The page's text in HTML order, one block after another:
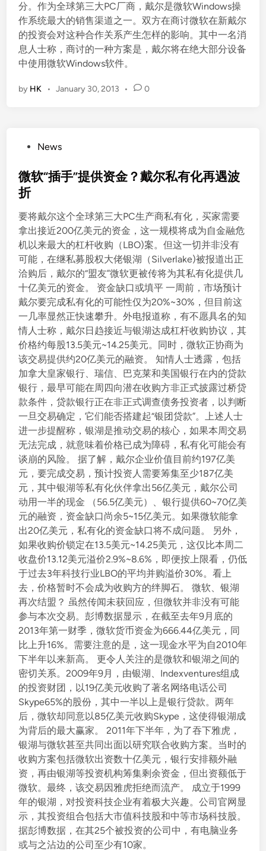
分。作为全球第三大PC厂商，戴尔是微软Windows操
作系统最大的销售渠道之一。双方在商讨微软在新戴尔
的投资会对这种合作关系产生怎样的影响。其中一名消
息人士称，商讨的一种方案是，戴尔将在绝大部分设备
中使用微软Windows软件。
by HK • January 30, 2013 • 0
s
t
d
i
n
News
微软“插手”提供资金？戴尔私有化再遇波
折
要将戴尔这个全球第三大PC生产商私有化，买家需要
拿出接近200亿美元的资金，这一规模将成为自金融危
机以来最大的杠杆收购（LBO)案。但这一切并非没有
可能，在继私募股权大佬银湖（Silverlake)被报道出正
洽购后，戴尔的“盟友”微软更被传将为其私有化提供几
十亿美元的资金。 资金缺口或填平 一周前，市场预计
戴尔要完成私有化的可能性仅为20%~30%，但目前这
一几率显然正快速攀升。外电报道称，有不愿具名的知
情人士称，戴尔日趋接近与银湖达成杠杆收购协议，其
价格约每股13.5美元~14.25美元。同时，微软正协商为
该交易提供约20亿美元的融资。 知情人士透露，包括
加拿大皇家银行、瑞信、巴克莱和美国银行在内的贷款
银行，最早可能在周四向潜在收购方非正式披露过桥贷
款条件，贷款银行正在非正式调查债务投资者，以判断
一旦交易确定，它们能否搭建起“银团贷款”。上述人士
进一步提醒称，银湖是推动交易的核心，如果本周交易
无法完成，就意味着价格已成为障碍，私有化可能会有
谈崩的风险。 据了解，戴尔企业价值目前约197亿美
元，要完成交易，预计投资人需要筹集至少187亿美
元，其中银湖等私有化伙伴拿出56亿美元，戴尔公司
动用一半的现金 （56.5亿美元）、银行提供60~70亿美
元的融资，资金缺口尚余5~15亿美元。如果微软能拿
出20亿美元，私有化的资金缺口将不成问题。 另外，
如果收购价锁定在13.5美元~14.25美元，这仅比本周二
收盘价13.12美元溢价2.9%~8.6%，即便按上限看，仍低
于过去3年科技行业LBO的平均并购溢价30%。看上
去，价格暂时不会成为收购方的绊脚石。 微软、银湖
再次结盟？ 虽然传闻未获回应，但微软并非没有可能
参与本次交易。彭博数据显示，在截至去年9月底的
2013年第一财季，微软货币资金为666.44亿美元，同
比上升16%。需要注意的是，这一现金水平为自2010年
下半年以来新高。 更令人关注的是微软和银湖之间的
密切关系。2009年9月，由银湖、Indexventures组成
的投资财团，以19亿美元收购了著名网络电话公司
Skype65%的股份，其中一半以上是银行贷款。两年
后，微软却同意以85亿美元收购Skype，这使得银湖成
为背后的最大赢家。 2011年下半年，为了吞下雅虎，
银湖与微软甚至共同出面以研究联合收购方案。当时的
收购方案包括微软出资数十亿美元，银行安排额外融
资，再由银湖等投资机构筹集剩余资金，但出资额低于
微软。最终，该交易因雅虎拒绝而流产。 成立于1999
年的银湖，对投资科技企业有着极大兴趣。公司官网显
示，其投资组合包括大市值科技股和中等市场科技股。
据彭博数据，在其25个被投资的公司中，有电脑业务
或与之沾边的公司至少有10家。